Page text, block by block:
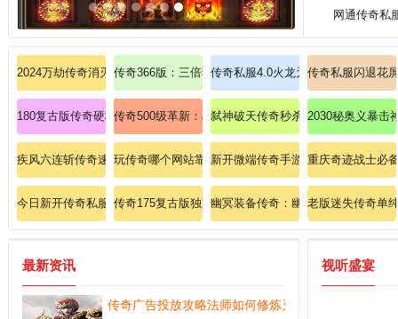
网通传奇私
2024万劫传奇消灭暗黑战士的技能！传奇366版：三倍狂欢爆出麻痹戒指礼包，散人逆袭必
传奇私服4.0火龙元素：烈焰焚城，
传奇私服闪退花
180复古版传奇硬核教学：道士英雄施毒术破甲核心机制？
传奇500级革新：枯燥刷怪必备瞬回大还丹！
弑神破天传奇秒杀法师流星火雨！
2030秘奥义暴击
疾风六连斩传奇速成班：刺客鬼灵步实战教学一网打尽！
玩传奇哪个网站靠谱、惊喜爆出传送戒指
新开微端传奇手游：秒速加载，决
重庆奇迹战士必
今日新开传奇私服：传奇安卓大神揭秘法师雷电术终极奥义！
传奇175复古版独家攻略：法师地狱雷光卡点绝技大公
幽冥装备传奇：幽冥套装，输出爆表
老版迷失传奇单
最新资讯
传奇广告投放攻略法师如何修炼灭天火极致伤害？
视听盛宴